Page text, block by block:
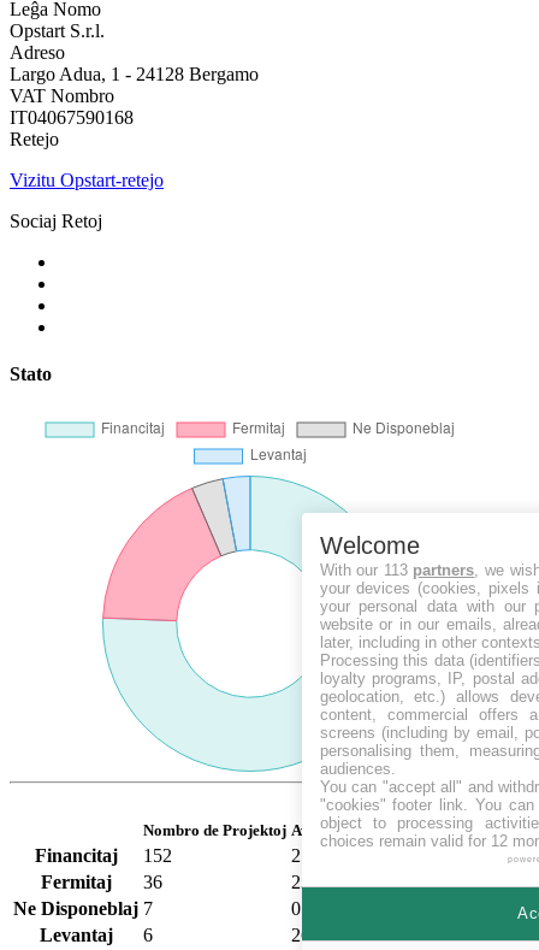
Leĝa Nomo
Opstart S.r.l.
Adreso
Largo Adua, 1 - 24128 Bergamo
VAT Nombro
IT04067590168
Retejo
Vizitu Opstart-retejo
Sociaj Retoj
Stato
Nombro de Projektoj Averaĝa Financado
Financitaj 152 2573.95
Fermitaj 36 23.17%
Ne Disponeblaj 7 0.00
Levantaj 6 264423.33 %
Welcome
With our 113 partners, we
your devices (cookies, pixels
your personal data with our
website or in our emails,
later, including in other
Processing this data
loyalty programs, IP, postal
geolocation, etc.) allows
content, commercial offers
screens (including by email,
personalising them,
audiences.
You can "accept all" and
"cookies" footer link. You can
object to processing
choices remain valid for 12